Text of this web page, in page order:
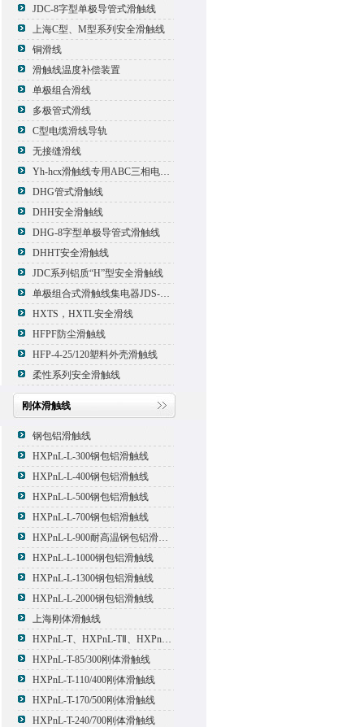
JDC-8字型单极导管式滑触线
上海C型、M型系列安全滑触线
铜滑线
滑触线温度补偿装置
单极组合滑线
多极管式滑线
C型电缆滑线导轨
无接缝滑线
Yh-hcx滑触线专用ABC三相电压信号指示灯
DHG管式滑触线
DHH安全滑触线
DHG-8字型单极导管式滑触线
DHHT安全滑触线
JDC系列铝质“H”型安全滑触线
单极组合式滑触线集电器JDS-500*2
HXTS，HXTL安全滑线
HFPF防尘滑触线
HFP-4-25/120塑料外壳滑触线
柔性系列安全滑触线
刚体滑触线
钢包铝滑触线
HXPnL-L-300钢包铝滑触线
HXPnL-L-400钢包铝滑触线
HXPnL-L-500钢包铝滑触线
HXPnL-L-700钢包铝滑触线
HXPnL-L-900耐高温钢包铝滑触线
HXPnL-L-1000钢包铝滑触线
HXPnL-L-1300钢包铝滑触线
HXPnL-L-2000钢包铝滑触线
上海刚体滑触线
HXPnL-T、HXPnL-TⅡ、HXPnL-TⅢ系列钢体滑线
HXPnL-T-85/300刚体滑触线
HXPnL-T-110/400刚体滑触线
HXPnL-T-170/500刚体滑触线
HXPnL-T-240/700刚体滑触线